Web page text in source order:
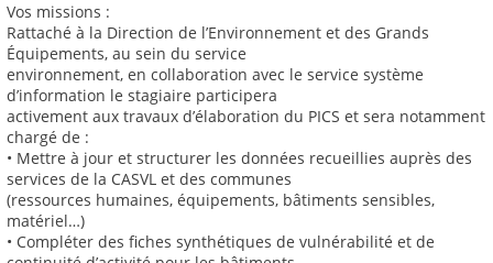
Vos missions :
Rattaché à la Direction de l’Environnement et des Grands
Équipements, au sein du service
environnement, en collaboration avec le service système
d’information le stagiaire participera
activement aux travaux d’élaboration du PICS et sera notamment
chargé de :
• Mettre à jour et structurer les données recueillies auprès des
services de la CASVL et des communes
(ressources humaines, équipements, bâtiments sensibles,
matériel…)
• Compléter des fiches synthétiques de vulnérabilité et de